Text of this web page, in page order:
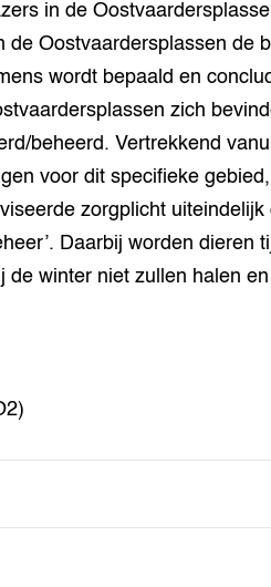
in de
de Oostvaardersplassen de
wordt bepaald en
zich
beheerd. Vertrekkend
voor dit specifieke
zorgplicht uiteindelijk
Daarbij worden dieren
de winter niet zullen halen